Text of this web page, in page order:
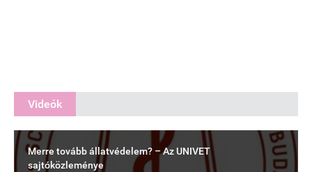
Videók
Merre tovább állatvédelem? – Az UNIVET
sajtóközleménye